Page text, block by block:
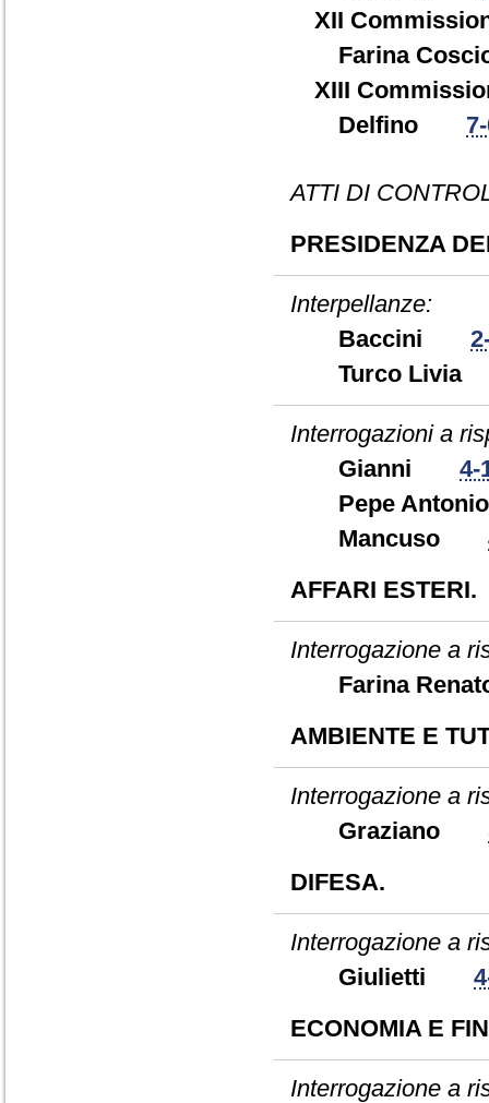
XII
Farina
XIII
Delfino
ATTI DI
PRESIDENZA
Interpellanze:
Baccini
Turco
Interrogazioni a
Gianni 4-
Pepe
Mancuso
AFFARI ESTERI.
Interrogazione a
Farina
AMBIENTE E
Interrogazione a
Graziano
DIFESA.
Interrogazione a
Giulietti
ECONOMIA E
Interrogazione a